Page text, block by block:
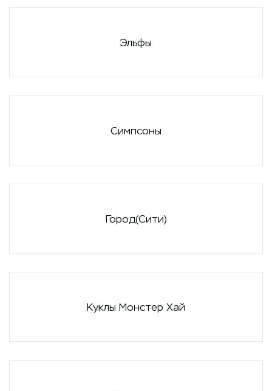
Эльфы
Симпсоны
Город(Сити)
Куклы Монстер Хай